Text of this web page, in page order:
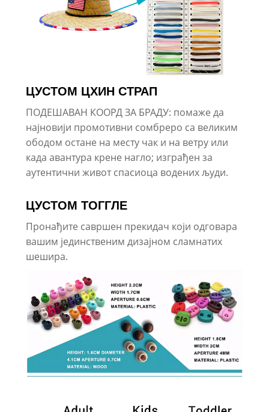
ЦУСТОМ ЦХИН СТРАП
ПОДЕШАВАН КООРД ЗА БРАДУ: помаже да
најновији промотивни сомбреро са великим
ободом остане на месту чак и на ветру или
када авантура крене нагло; изграђен за
аутентични живот спасиоца водених људи.
ЦУСТОМ ТОГГЛЕ
Пронађите савршен прекидач који одговара
вашим јединственим дизајном сламнатих
шешира.